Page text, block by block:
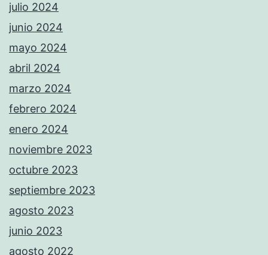
julio 2024
junio 2024
mayo 2024
abril 2024
marzo 2024
febrero 2024
enero 2024
noviembre 2023
octubre 2023
septiembre 2023
agosto 2023
junio 2023
agosto 2022